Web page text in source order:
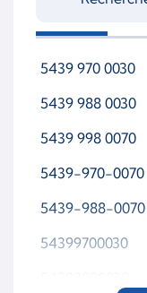
5439 970 0030
5439 988 0030
5439 998 0070
5439-970-0070
5439-988-0070
54399700030